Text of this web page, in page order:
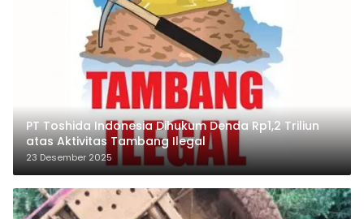
PT Toshida Indonesia Dihukum Denda Rp1,2 Triliun
atas Aktivitas Tambang Ilegal
23 Desember 2025